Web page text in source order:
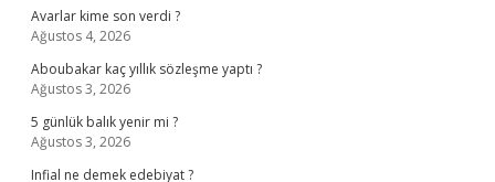
Avarlar kime son verdi ?
Ağustos 4, 2026
Aboubakar kaç yıllık sözleşme yaptı ?
Ağustos 3, 2026
5 günlük balık yenir mi ?
Ağustos 3, 2026
Infial ne demek edebiyat ?